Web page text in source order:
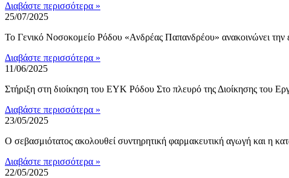
Διαβάστε περισσότερα »
25/07/2025
Το Γενικό Νοσοκομείο Ρόδου «Ανδρέας Παπανδρέου» ανακοινώνει
Διαβάστε περισσότερα »
11/06/2025
Στήριξη στη διοίκηση του ΕΥΚ Ρόδου Στο πλευρό της Διοίκησης του
Διαβάστε περισσότερα »
23/05/2025
Ο σεβασμιότατος ακολουθεί συντηρητική φαρμακευτική αγωγή και η
Διαβάστε περισσότερα »
22/05/2025